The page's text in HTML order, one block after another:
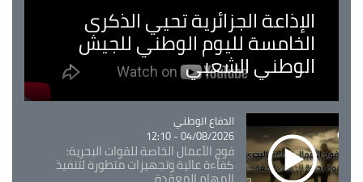
الإذاعة الجزائرية تحيي الذكرى
الخامسة لليوم الوطني للجيش
الوطني الشعبي
Catégorie
الدفاع الوطني
04/08/2026 - 12:10
فوج الأعمال الخاصة للقوات البحرية:
كفاءة عالية وتجهيزات متطورة لتنفيذ